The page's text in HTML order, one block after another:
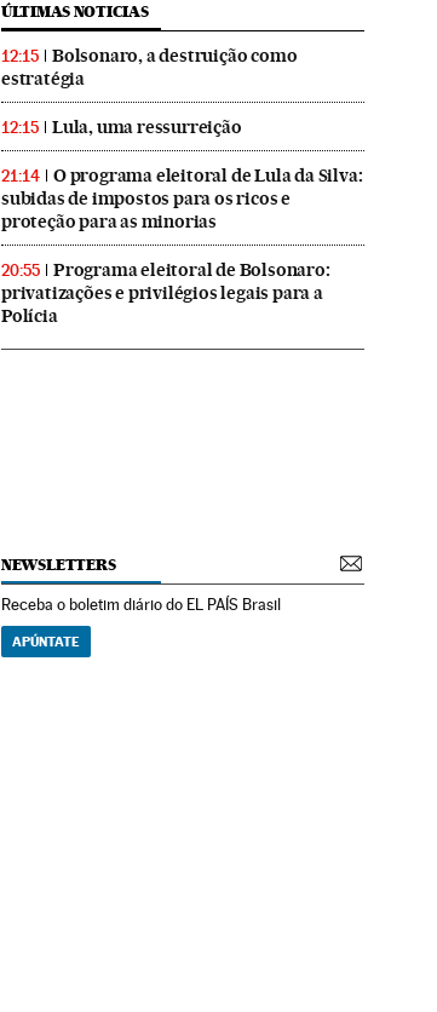
ÚLTIMAS NOTICIAS
12:15
Bolsonaro, a destruição como
estratégia
12:15 Lula, uma ressurreição
21:14
O programa eleitoral de Lula da Silva:
subidas de impostos para os ricos e
proteção para as minorias
20:55
Programa eleitoral de Bolsonaro:
privatizações e privilégios legais para a
Polícia
NEWSLETTERS
Receba o boletim diário do EL PAÍS Brasil
APÚNTATE